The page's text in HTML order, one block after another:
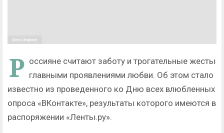
Фото: Unsplash
Р оссияне считают заботу и трогательные жесты
главными проявлениями любви. Об этом стало
известно из проведенного ко Дню всех влюбленных
опроса «ВКонтакте», результаты которого имеются в
распоряжении «Ленты.ру».